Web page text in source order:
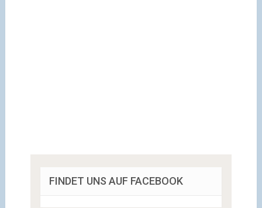
FINDET UNS AUF FACEBOOK